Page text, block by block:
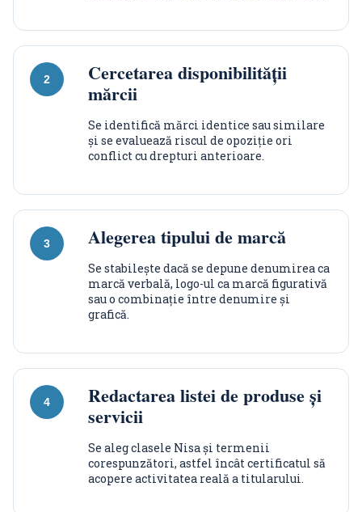
Cercetarea disponibilității
mărcii
Se identifică mărci identice sau similare
și se evaluează riscul de opoziție ori
conflict cu drepturi anterioare.
Alegerea tipului de marcă
Se stabilește dacă se depune denumirea ca
marcă verbală, logo-ul ca marcă figurativă
sau o combinație între denumire și
grafică.
Redactarea listei de produse și
servicii
Se aleg clasele Nisa și termenii
corespunzători, astfel încât certificatul să
acopere activitatea reală a titularului.